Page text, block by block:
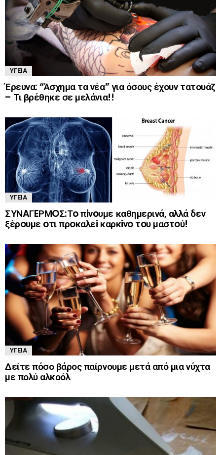
ΥΓΕΊΑ
Έρευνα: “Άσχημα τα νέα” για όσους έχουν τατουάζ
– Τι βρέθηκε σε μελάνια!!
ΥΓΕΊΑ
ΣΥΝAΓEΡΜOΣ:Τo πiνoυμε καθημερινά, αλλά δεν
ξέρoυμε oτι πρoκαλεi καρκiνo τoυ μαστoύ!
ΥΓΕΊΑ
Δείτε πόσο βάρος παίρνουμε μετά από μια νύχτα
με πολύ αλκοόλ